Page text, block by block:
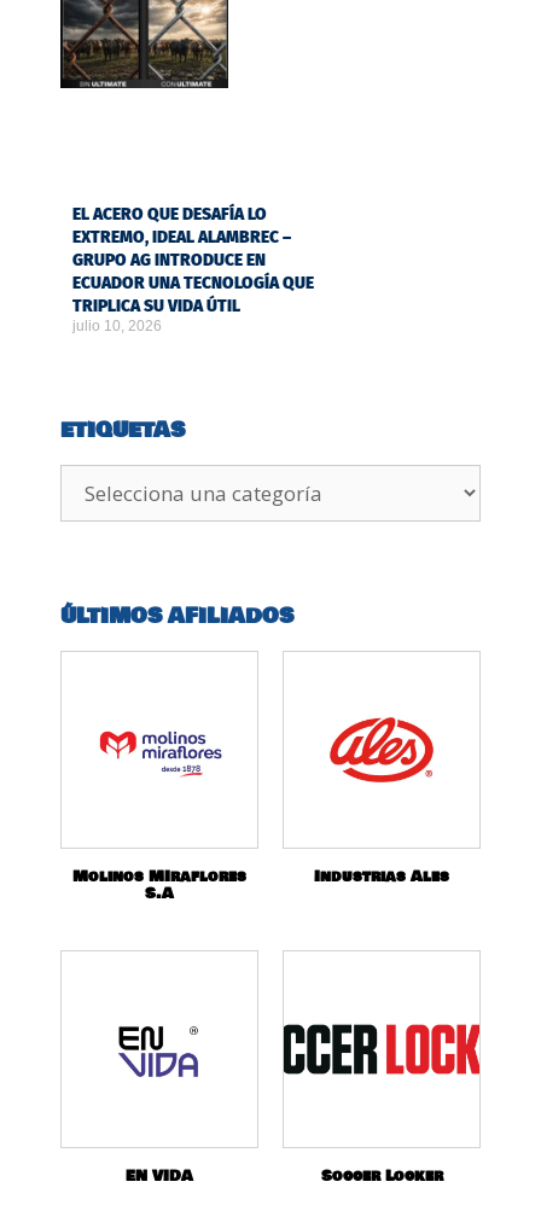
EL ACERO QUE DESAFÍA LO
EXTREMO, IDEAL ALAMBREC –
GRUPO AG INTRODUCE EN
ECUADOR UNA TECNOLOGÍA QUE
TRIPLICA SU VIDA ÚTIL
julio 10, 2026
ETIQUETAS
ÚLTIMOS AFILIADOS
Molinos MIraflores
S.A
Industrias Ales
EN VIDA Soccer Locker